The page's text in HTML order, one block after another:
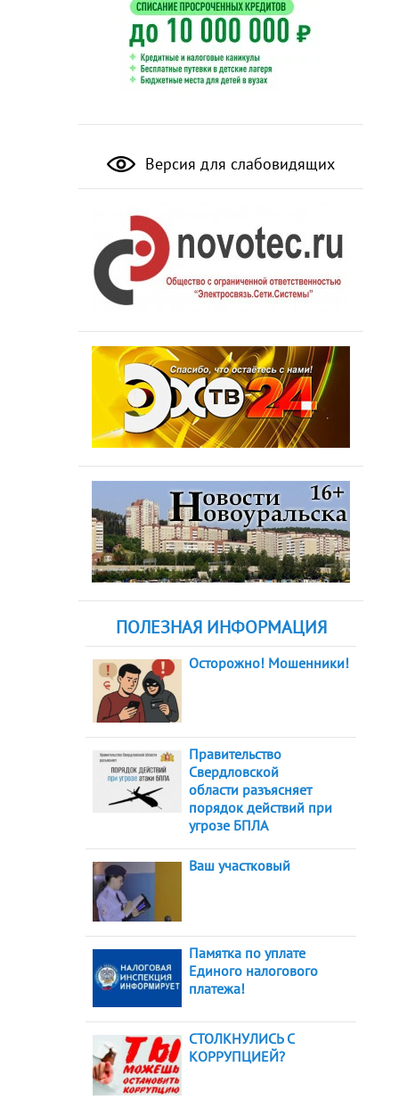
Версия для слабовидящих
ПОЛЕЗНАЯ ИНФОРМАЦИЯ
Осторожно! Мошенники!
Правительство
Свердловской
области разъясняет
порядок действий при
угрозе БПЛА
Ваш участковый
Памятка по уплате
Единого налогового
платежа!
СТОЛКНУЛИСЬ С
КОРРУПЦИЕЙ?